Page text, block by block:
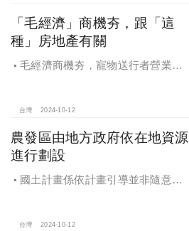
「毛經濟」商機夯，跟「這
種」房地產有關
毛經濟商機夯，寵物送行者營業額
台灣 2024-10-12
農發區由地方政府依在地資源
進行劃設
國土計畫係依計畫引導並非隨意亂
台灣 2024-10-12